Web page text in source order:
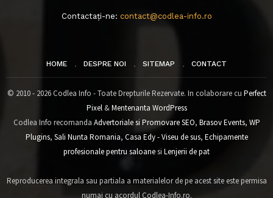
Contactați-ne: contact@codlea-info.ro
HOME DESPRE NOI SITEMAP CONTACT
© 2010 - 2026 Codlea Info - Toate Drepturile Rezervate. In colaborare cu Perfect
Pixel&Mentenanta WordPress
Codlea Info recomanda Advertoriale si Promovare SEO, Brasov Events, WP
Plugins, Sali Nunta Romania, Casa Edy - Viseu de sus, Echipamente
profesionale pentru saloanesi Lenjerii de pat
Reproducerea integrala sau partiala a materialelor de pe acest site este permisa
numai cu acordul Codlea-Info.ro.